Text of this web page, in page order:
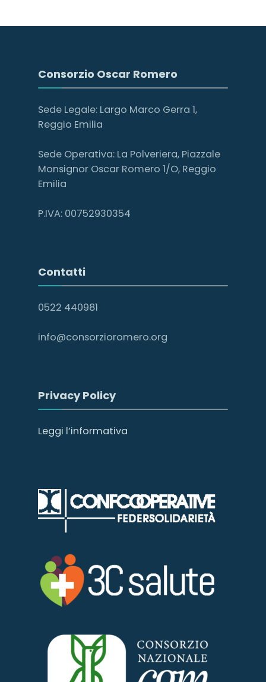
Consorzio Oscar Romero
Sede Legale: Largo Marco Gerra 1,
Reggio Emilia
Sede Operativa: La Polveriera, Piazzale
Monsignor Oscar Romero 1/O, Reggio
Emilia
P.IVA: 00752930354
Contatti
0522 440981
info@consorzioromero.org
Privacy Policy
Leggi l’informativa